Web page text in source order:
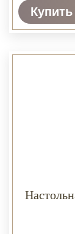
Купить